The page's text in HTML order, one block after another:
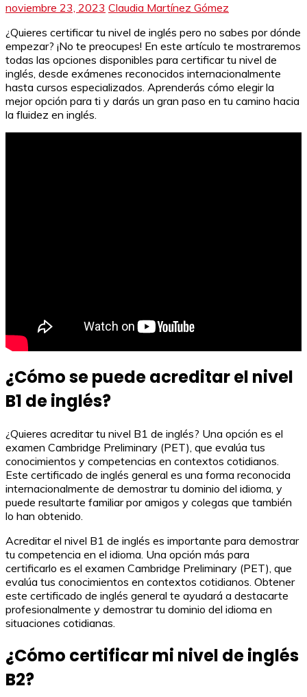
noviembre 23, 2023 Claudia Martínez Gómez
¿Quieres certificar tu nivel de inglés pero no sabes por dónde
empezar? ¡No te preocupes! En este artículo te mostraremos
todas las opciones disponibles para certificar tu nivel de
inglés, desde exámenes reconocidos internacionalmente
hasta cursos especializados. Aprenderás cómo elegir la
mejor opción para ti y darás un gran paso en tu camino hacia
la fluidez en inglés.
¿Cómo se puede acreditar el nivel
B1 de inglés?
¿Quieres acreditar tu nivel B1 de inglés? Una opción es el
examen Cambridge Preliminary (PET), que evalúa tus
conocimientos y competencias en contextos cotidianos.
Este certificado de inglés general es una forma reconocida
internacionalmente de demostrar tu dominio del idioma, y
puede resultarte familiar por amigos y colegas que también
lo han obtenido.
Acreditar el nivel B1 de inglés es importante para demostrar
tu competencia en el idioma. Una opción más para
certificarlo es el examen Cambridge Preliminary (PET), que
evalúa tus conocimientos en contextos cotidianos. Obtener
este certificado de inglés general te ayudará a destacarte
profesionalmente y demostrar tu dominio del idioma en
situaciones cotidianas.
¿Cómo certificar mi nivel de inglés
B2?